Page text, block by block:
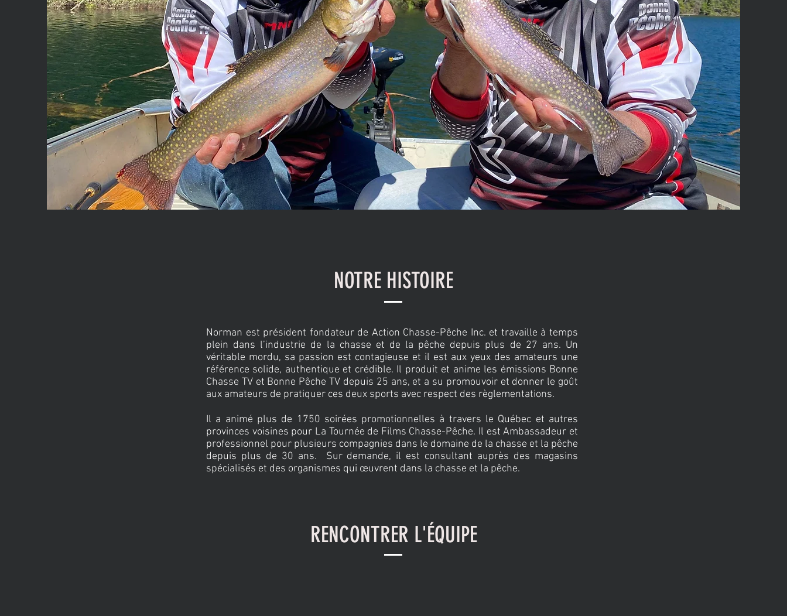
NOTRE HISTOIRE
Norman est président fondateur de Action Chasse-Pêche Inc. et travaille à temps
plein dans l’industrie de la chasse et de la pêche depuis plus de 27 ans. Un
véritable mordu, sa passion est contagieuse et il est aux yeux des amateurs une
référence solide, authentique et crédible. Il produit et anime les émissions Bonne
Chasse TV et Bonne Pêche TV depuis 25 ans, et a su promouvoir et donner le goût
aux amateurs de pratiquer ces deux sports avec respect des règlementations.
Il a animé plus de 1750 soirées promotionnelles à travers le Québec et autres
provinces voisines pour La Tournée de Films Chasse-Pêche. Il est Ambassadeur et
professionnel pour plusieurs compagnies dans le domaine de la chasse et la pêche
depuis plus de 30 ans. Sur demande, il est consultant auprès des magasins
spécialisés et des organismes qui œuvrent dans la chasse et la pêche.
RENCONTRER L'ÉQUIPE